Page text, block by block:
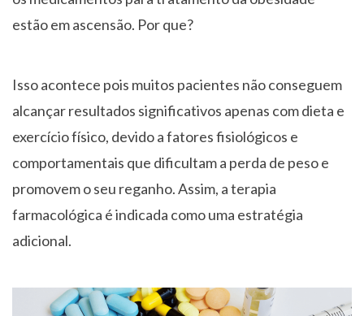
estão em ascensão. Por que?
Isso acontece pois muitos pacientes não conseguem
alcançar resultados significativos apenas com dieta e
exercício físico, devido a fatores fisiológicos e
comportamentais que dificultam a perda de peso e
promovem o seu reganho. Assim, a terapia
farmacológica é indicada como uma estratégia
adicional.